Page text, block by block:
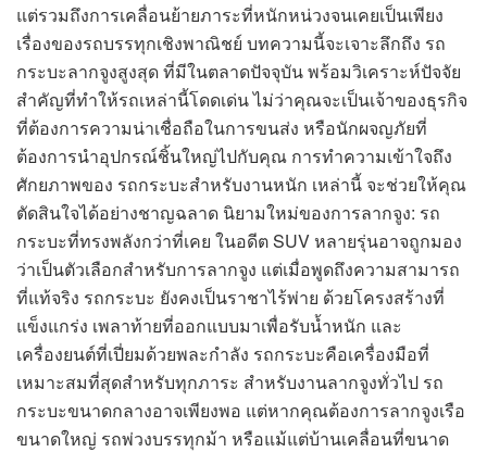
แต่รวมถึงการเคลื่อนย้ายภาระที่หนักหน่วงจนเคยเป็นเพียง
เรื่องของรถบรรทุกเชิงพาณิชย์ บทความนี้จะเจาะลึกถึง รถ
กระบะลากจูงสูงสุด ที่มีในตลาดปัจจุบัน พร้อมวิเคราะห์ปัจจัย
สำคัญที่ทำให้รถเหล่านี้โดดเด่น ไม่ว่าคุณจะเป็นเจ้าของธุรกิจ
ที่ต้องการความน่าเชื่อถือในการขนส่ง หรือนักผจญภัยที่
ต้องการนำอุปกรณ์ชิ้นใหญ่ไปกับคุณ การทำความเข้าใจถึง
ศักยภาพของ รถกระบะสำหรับงานหนัก เหล่านี้ จะช่วยให้คุณ
ตัดสินใจได้อย่างชาญฉลาด นิยามใหม่ของการลากจูง: รถ
กระบะที่ทรงพลังกว่าที่เคย ในอดีต SUV หลายรุ่นอาจถูกมอง
ว่าเป็นตัวเลือกสำหรับการลากจูง แต่เมื่อพูดถึงความสามารถ
ที่แท้จริง รถกระบะ ยังคงเป็นราชาไร้พ่าย ด้วยโครงสร้างที่
แข็งแกร่ง เพลาท้ายที่ออกแบบมาเพื่อรับน้ำหนัก และ
เครื่องยนต์ที่เปี่ยมด้วยพละกำลัง รถกระบะคือเครื่องมือที่
เหมาะสมที่สุดสำหรับทุกภาระ สำหรับงานลากจูงทั่วไป รถ
กระบะขนาดกลางอาจเพียงพอ แต่หากคุณต้องการลากจูงเรือ
ขนาดใหญ่ รถพ่วงบรรทุกม้า หรือแม้แต่บ้านเคลื่อนที่ขนาด